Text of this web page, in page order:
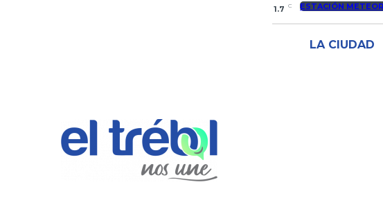
1.7 C ESTACIÓN
LA CIUDAD